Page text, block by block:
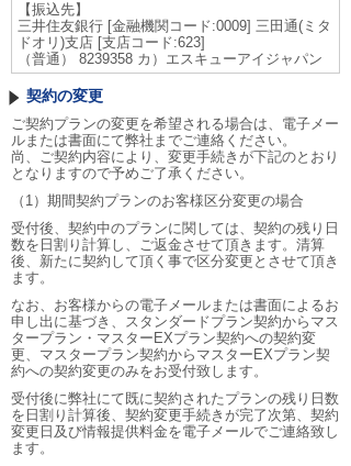
【振込先】
三井住友銀行 [金融機関コード:0009] 三田通(ミタ
ドオリ)支店 [支店コード:623]
（普通） 8239358 カ）エスキューアイジャパン
契約の変更
ご契約プランの変更を希望される場合は、電子メー
ルまたは書面にて弊社までご連絡ください。
尚、ご契約内容により、変更手続きが下記のとおり
となりますので予めご了承ください。
（1）期間契約プランのお客様区分変更の場合
受付後、契約中のプランに関しては、契約の残り日
数を日割り計算し、ご返金させて頂きます。清算
後、新たに契約して頂く事で区分変更とさせて頂き
ます。
なお、お客様からの電子メールまたは書面によるお
申し出に基づき、スタンダードプラン契約からマス
タープラン・マスターEXプラン契約への契約変
更、マスタープラン契約からマスターEXプラン契
約への契約変更のみをお受付致します。
受付後に弊社にて既に契約されたプランの残り日数
を日割り計算後、契約変更手続きが完了次第、契約
変更日及び情報提供料金を電子メールでご連絡致し
ます。